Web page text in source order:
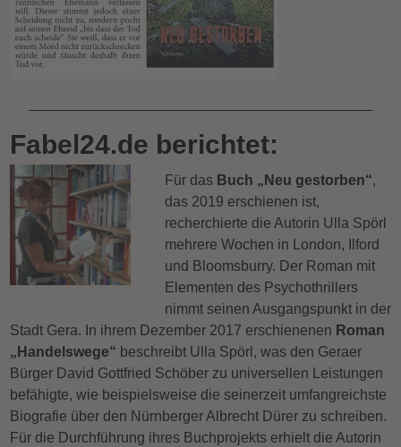
Fabel24.de berichtet:
Für das Buch „Neu gestorben“,
das 2019 erschienen ist,
recherchierte die Autorin Ulla Spörl
mehrere Wochen in London, Ilford
und Bloomsburry. Der Roman mit
Elementen des Psychothrillers
nimmt seinen Ausgangspunkt in der
Stadt Gera. In ihrem Dezember 2017 erschienenen Roman
„Handelswege“ beschreibt Ulla Spörl, was den Geraer
Bürger David Gottfried Schöber zu universellen Leistungen
befähigte, wie beispielsweise die seinerzeit umfangreichste
Biografie über den Nürnberger Albrecht Dürer zu schreiben.
Für die Durchführung ihres Buchprojekts erhielt die Autorin